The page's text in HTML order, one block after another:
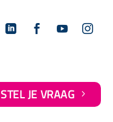
   
STEL JE VRAAG 5